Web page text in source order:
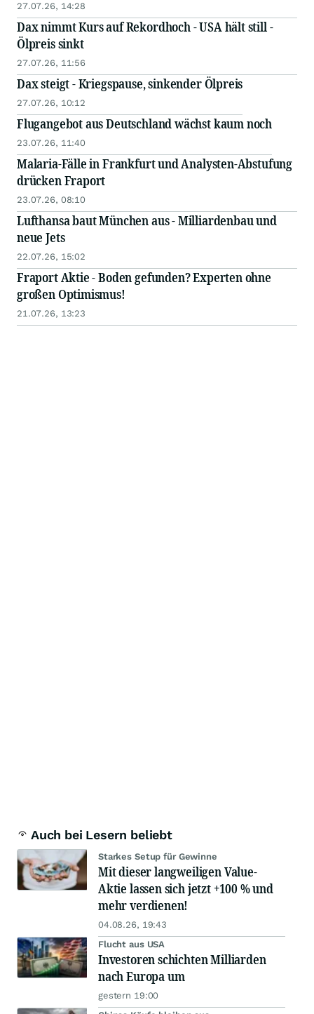
27.07.26, 14:28
Dax nimmt Kurs auf Rekordhoch - USA hält still -
Ölpreis sinkt
27.07.26, 11:56
Dax steigt - Kriegspause, sinkender Ölpreis
27.07.26, 10:12
Flugangebot aus Deutschland wächst kaum noch
23.07.26, 11:40
Malaria-Fälle in Frankfurt und Analysten-Abstufung
drücken Fraport
23.07.26, 08:10
Lufthansa baut München aus - Milliardenbau und
neue Jets
22.07.26, 15:02
Fraport Aktie - Boden gefunden? Experten ohne
großen Optimismus!
21.07.26, 13:23
Auch bei Lesern beliebt
Starkes Setup für Gewinne
Mit dieser langweiligen Value-
Aktie lassen sich jetzt +100 % und
mehr verdienen!
04.08.26, 19:43
Flucht aus USA
Investoren schichten Milliarden
nach Europa um
gestern 19:00